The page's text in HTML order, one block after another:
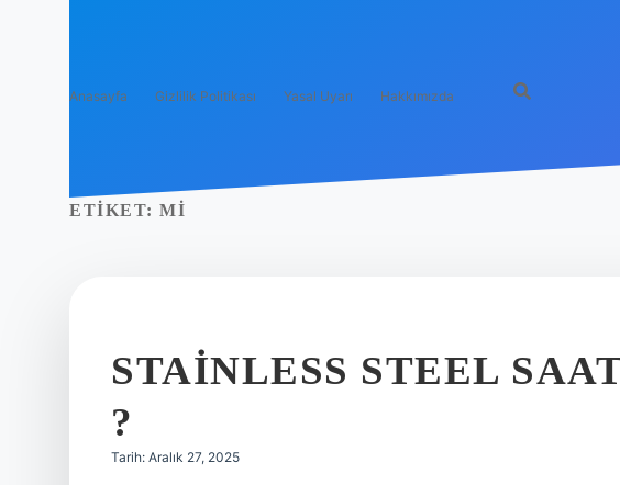
Anasayfa Gizlilik Politikası Yasal Uyarı Hakkımızda
ETIKET: MI
STAINLESS STEEL
?
Tarih: Aralık 27, 2025